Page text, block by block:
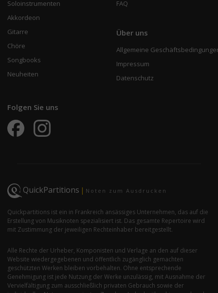
Soloinstrumenten
Akkordeon
Gitarre
Chöre
Songbooks
Neuheiten
FAQ
Über uns
Allgemeine
Impressum
Datenschutz
Folgen Sie uns
QuickPartitions | Noten zum Ausdrucken
Quickpartitions ist ein in Frankreich ansässiges Unternehmen, das auf die
Erstellung von Musiknoten spezialisiert ist. Das gesamte Repertoire wird
mit Zustimmung der jeweiligen Rechteinhaber bereitgestellt.
Alle Rechte der Urheber, Komponisten und Verlage an den auf dieser
Website wiedergegebenen und öffentlich zugänglich gemachten
geschützten Werken bleiben vorbehalten. Ohne entsprechende
Genehmigung ist jede Nutzung der Werke unzulässig, mit Ausnahme der
Vervielfältigung zum ausschließlich privaten Gebrauch sowie der